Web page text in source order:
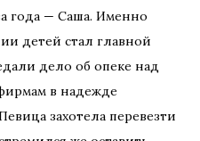
года — Саша. Именно
детей стал главной
дело об опеке над
в надежде
захотела перевезти